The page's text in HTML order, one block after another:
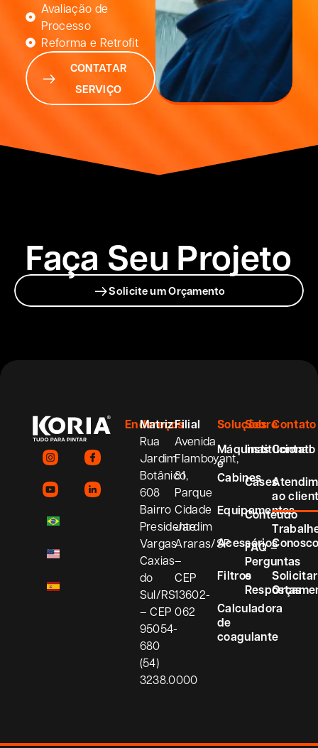
Avaliação de
Processo
Reforma e Retrofit
CONTATAR
SERVIÇO
Faça Seu Projeto
Solicite um Orçamento
Endereços
Matriz
Rua
Jardim
Botânico,
608
Bairro
Presidente
Vargas
Caxias
do
Sul/RS
– CEP
95054-
680
(54)
3238.0000
Filial
Avenida
Flamboyant,
81
Parque
Cidade
Jardim
Araras/SP
–
CEP
13602-
062
Soluções
Máquinas
e
Cabines
Equipamentos
Acessórios
Filtros
Calculadora
de
coagulante
Sobre
Institucional
Cases
Conteúdo
FAQ –
Perguntas
e
Respostas
Contato
Contato
ao
Solicitar